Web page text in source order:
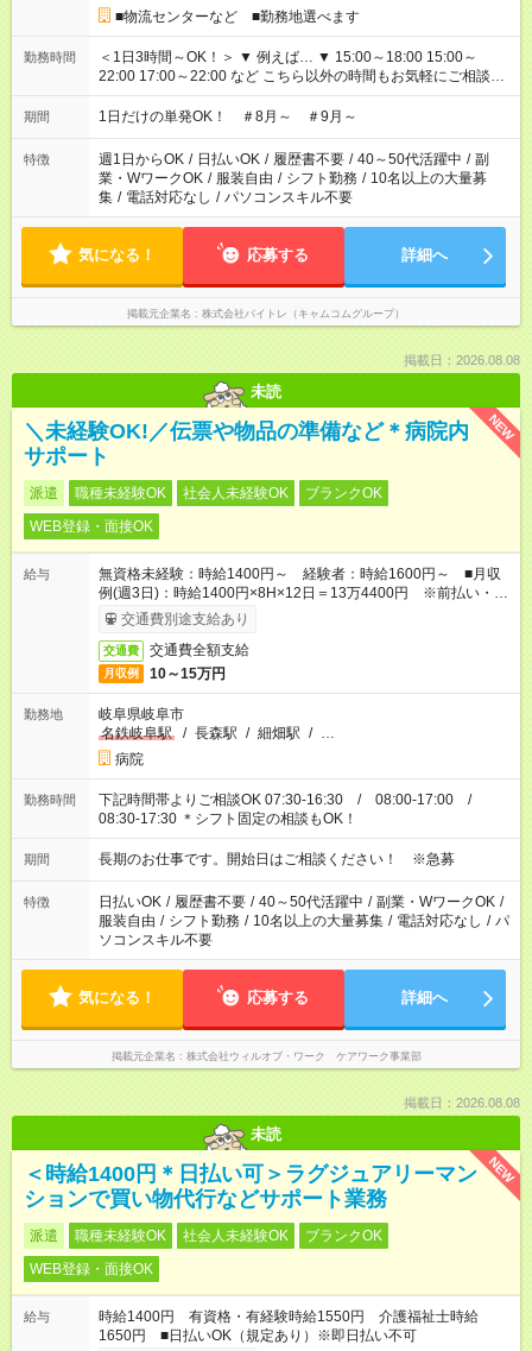
■物流センターなど ■勤務地選べます
勤務時間
＜1日3時間～OK！＞ ▼ 例えば… ▼ 15:00～18:00 15:00～
22:00 17:00～22:00 など こちら以外の時間もお気軽にご相談く
ださい！
期間 1日だけの単発OK！ ＃8月～ ＃9月～
特徴 週1日からOK / 日払いOK / 履歴書不要 / 40～50代活躍中 / 副
業・WワークOK / 服装自由 / シフト勤務 / 10名以上の大量募
集 / 電話対応なし / パソコンスキル不要
気になる！ 応募する 詳細へ
掲載元企業名 株式会社バイトレ（キャムコムグループ）
掲載日：2026.08.08
未読
NEW
＼未経験OK!／伝票や物品の準備など＊病院内
サポート
派遣 職種未経験OK 社会人未経験OK
ブランクOK
WEB登録・面接OK
給与
無資格未経験：時給1400円～ 経験者：時給1600円～ ■月収
例(週3日)：時給1400円×8H×12日＝13万4400円 ※前払い・日
払い・週払いOK
交通費別途支給あり
交通費 交通費全額支給
月収例 10～15万円
勤務地
岐阜県岐阜市
名鉄岐阜駅
/ 長森駅 / 細畑駅 / …
病院
勤務時間
下記時間帯よりご相談OK 07:30-16:30 / 08:00-17:00 /
08:30-17:30 ＊シフト固定の相談もOK！
期間 長期のお仕事です。開始日はご相談ください！ ※急募
特徴 日払いOK / 履歴書不要 / 40～50代活躍中 / 副業・WワークOK /
服装自由 / シフト勤務 / 10名以上の大量募集 / 電話対応なし / パ
ソコンスキル不要
気になる！ 応募する 詳細へ
掲載元企業名 株式会社ウィルオブ・ワーク ケアワーク事業部
掲載日：2026.08.08
未読
NEW
＜時給1400円＊日払い可＞ラグジュアリーマン
ションで買い物代行などサポート業務
派遣 職種未経験OK 社会人未経験OK
ブランクOK
WEB登録・面接OK
給与
時給1400円 有資格・有経験時給1550円 介護福祉士時給
1650円 ■日払いOK（規定あり）※即日払い不可